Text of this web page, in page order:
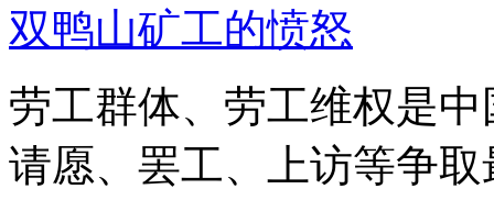
双鸭山矿工的愤怒
劳工群体、劳工维权是
请愿、罢工、上访等争